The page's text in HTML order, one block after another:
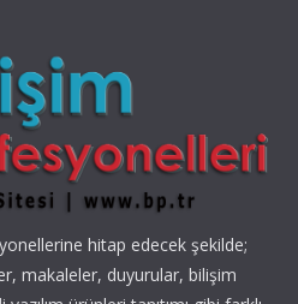
hitap edecek şekilde;
makaleler, duyurular, bilişim